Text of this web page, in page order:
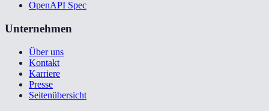
OpenAPI Spec
Unternehmen
Über uns
Kontakt
Karriere
Presse
Seitenübersicht